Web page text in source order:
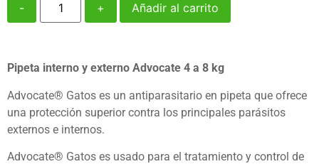
- + Añadir al carrito
Pipeta interno y externo Advocate 4 a 8 kg
Advocate® Gatos es un antiparasitario en pipeta que ofrece
una protección superior contra los principales parásitos
externos e internos.
Advocate® Gatos es usado para el tratamiento y control de